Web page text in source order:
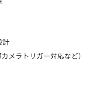
計
メラトリガー対応など）